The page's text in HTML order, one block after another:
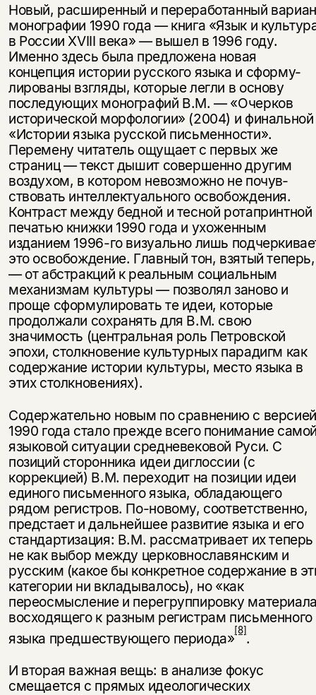
Новый, расширенный и переработанный
монографии 1990 года — книга «Язык и
в России XVIII века» — вышел в 1996 году.
Именно здесь была предложена новая
концепция истории русского языка и сформу­
лированы взгляды, которые легли в основу
последующих монографий В.М. — «Очерков
исторической морфологии» (2004) и финальной
«Истории языка русской письменности».
Перемену читатель ощущает с первых же
страниц — текст дышит совершенно другим
воздухом, в котором невозможно не почув­
ствовать интеллектуального освобождения.
Контраст между бедной и тесной ротапринтной
печатью книжки 1990 года и ухоженным
изданием 1996-го визуально лишь
это освобождение. Главный тон, взятый те­перь,
— от абстракций к реальным социальным
механизмам культуры — позволял заново и
проще сформулировать те идеи, которые
продолжали со­хранять для В.М. свою
значимость (центральная роль Петровской
эпохи, столкновение культурных парадигм как
содержание истории культуры, мес­то языка в
этих столкновениях).
Содержательно новым по сравнению с версией
1990 года стало прежде всего понимание
языковой ситуации средневековой Руси. С
позиций сторонника идеи диглоссии (с
коррекцией) В.М. переходит на позиции идеи
единого письменного языка, обладающего
рядом регистров. По-новому, со­ответственно,
предстает и дальнейшее развитие языка и его
стандартизация: В.М. рассматривает их теперь
не как выбор между церковнославянским и
русским (какое бы конкретное содержание в
категории ни вкладывалось), но «как
переосмысление и перегруппировку
восходящего к раз­ным регистрам письменного
языка предшествующего периода»[8].
И вторая важная вещь: в анализе фокус
смещается с прямых идеологиче­ских